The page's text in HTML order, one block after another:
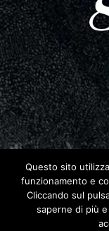
Questo sito
funzionamento e
Cliccando sul
saperne di più